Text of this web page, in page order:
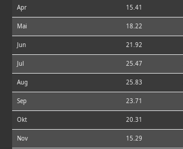
Apr 15.41
Mai 18.22
Jun 21.92
Jul 25.47
Aug 25.83
Sep 23.71
Okt 20.31
Nov 15.29